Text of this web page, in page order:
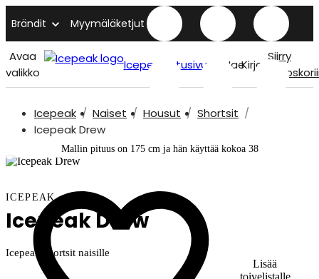
Brändit Myymäläketjut
Avaa
valikko
Icepeak etusivu HaeKirjaudu
Siirry
Icepeak Naiset Housut
Shortsit
Icepeak Drew
Lisää
Mallin pituus on 175 cm ja hän käyttää kokoa 38
ICEPEAK
Icepeak Drew
Icepeak shortsit naisille